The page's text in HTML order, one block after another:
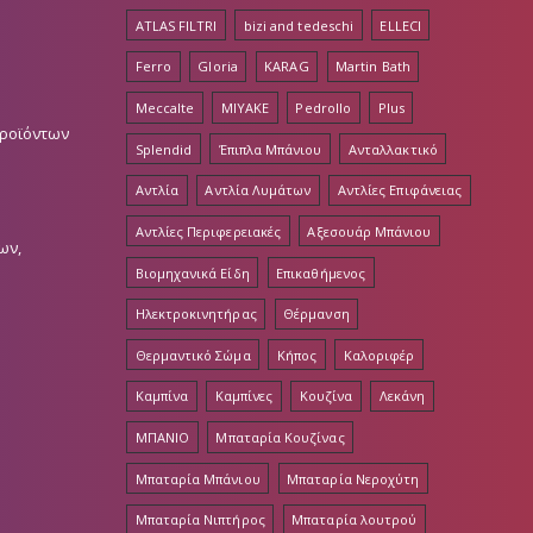
του
προϊόντος
ATLAS FILTRI bizi and tedeschi ELLECI
Ferro Gloria KARAG Martin Bath
Meccalte MIYAKE Pedrollo Plus
Splendid Έπιπλα Μπάνιου Ανταλλακτικό
Αντλία Αντλία Λυμάτων Αντλίες Επιφάνειας
Αντλίες Περιφερειακές Αξεσουάρ Μπάνιου
Βιομηχανικά Είδη Επικαθήμενος
Ηλεκτροκινητήρας Θέρμανση
Θερμαντικό Σώμα Κήπος Καλοριφέρ
Καμπίνα Καμπίνες Κουζίνα Λεκάνη
ΜΠΑΝΙΟ Μπαταρία Κουζίνας
Μπαταρία Μπάνιου Μπαταρία Νεροχύτη
Μπαταρία Νιπτήρος Μπαταρία λουτρού